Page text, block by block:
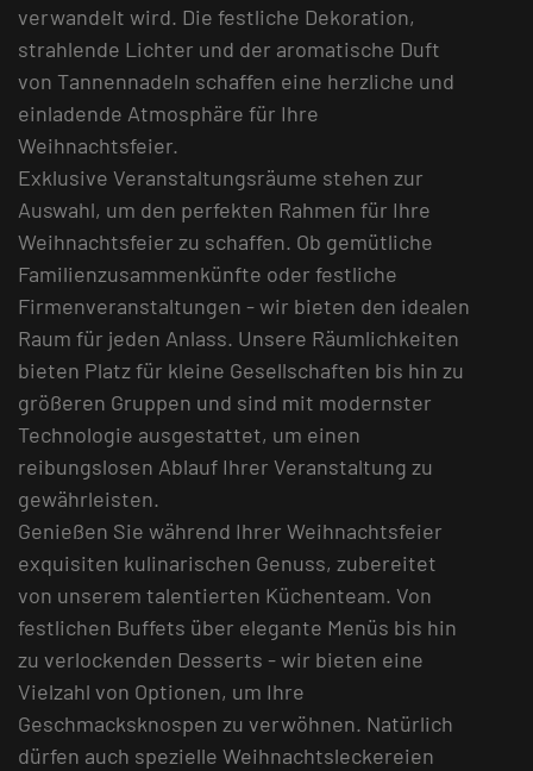
verwandelt wird. Die festliche Dekoration,
strahlende Lichter und der aromatische Duft
von Tannennadeln schaffen eine herzliche und
einladende Atmosphäre für Ihre
Weihnachtsfeier.
Exklusive Veranstaltungsräume stehen zur
Auswahl, um den perfekten Rahmen für Ihre
Weihnachtsfeier zu schaffen. Ob gemütliche
Familienzusammenkünfte oder festliche
Firmenveranstaltungen - wir bieten den idealen
Raum für jeden Anlass. Unsere Räumlichkeiten
bieten Platz für kleine Gesellschaften bis hin zu
größeren Gruppen und sind mit modernster
Technologie ausgestattet, um einen
reibungslosen Ablauf Ihrer Veranstaltung zu
gewährleisten.
Genießen Sie während Ihrer Weihnachtsfeier
exquisiten kulinarischen Genuss, zubereitet
von unserem talentierten Küchenteam. Von
festlichen Buffets über elegante Menüs bis hin
zu verlockenden Desserts - wir bieten eine
Vielzahl von Optionen, um Ihre
Geschmacksknospen zu verwöhnen. Natürlich
dürfen auch spezielle Weihnachtsleckereien